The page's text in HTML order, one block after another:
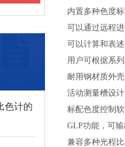
色计的
内置多种色度
可以通过远程
可以计算和表
用户可根据系
耐用钢材质外
活动测量槽设
标配色度控制
GLP功能，可
兼容多种光程